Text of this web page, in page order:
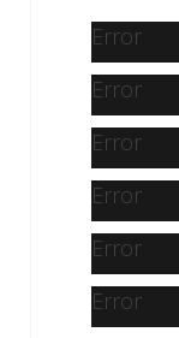
Error
Error
Error
Error
Error
Error